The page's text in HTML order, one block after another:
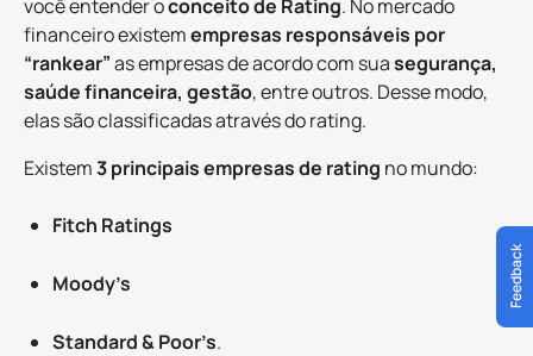
Feedback
você entender oconceito de Rating. No mercado
financeiro existemempresas responsáveis por
“rankear”as empresas de acordo com suasegurança,
saúde financeira, gestão, entre outros. Desse modo,
elas são classificadas através do rating.
Existem3 principais empresas de rating no mundo:
Fitch Ratings
Moody’s
Standard & Poor’s.